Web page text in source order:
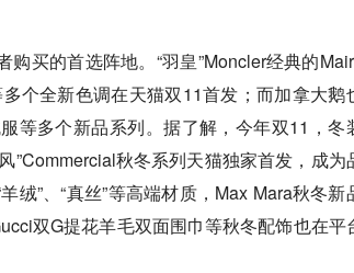
买的首选阵地。“羽皇”Moncler经典的
个全新色调在天猫双11首发；而加拿大鹅
等多个新品系列。据了解，今年双11，冬
”Commercial秋冬系列天猫独家首发，成为
绒”、“真丝”等高端材质，Max Mara秋冬新
双G提花羊毛双面围巾等秋冬配饰也在平